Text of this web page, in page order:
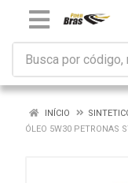
INÍCIO
ÓLEO 5W30 PETRONAS